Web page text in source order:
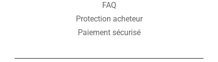
FAQ
Protection acheteur
Paiement sécurisé